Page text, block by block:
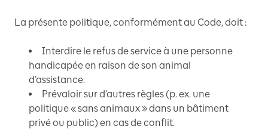
La présente politique, conformément au Code, doit :
Interdire le refus de service à une personne
handicapée en raison de son animal
d’assistance.
Prévaloir sur d’autres règles (p. ex. une
politique « sans animaux » dans un bâtiment
privé ou public) en cas de conflit.